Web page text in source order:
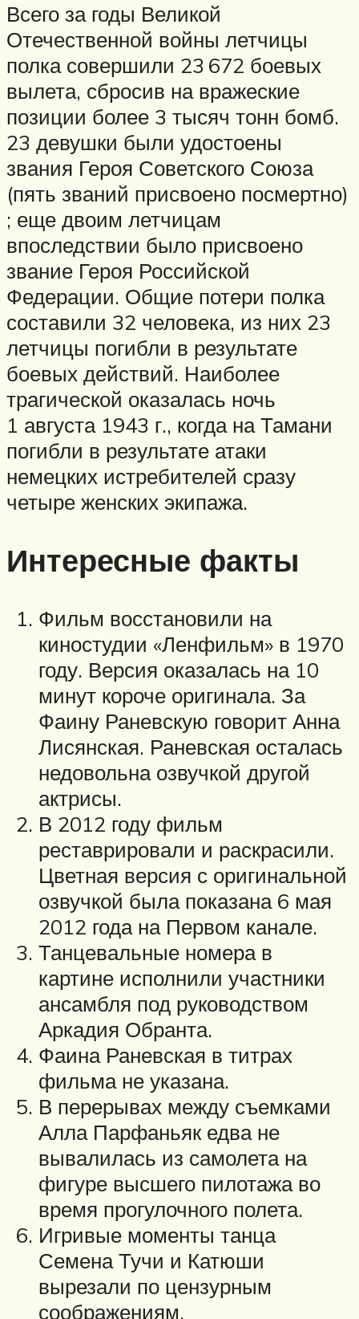
Всего за годы Великой
Отечественной войны летчицы
полка совершили 23 672 боевых
вылета, сбросив на вражеские
позиции более 3 тысяч тонн бомб.
23 девушки были удостоены
звания Героя Советского Союза
(пять званий присвоено посмертно)
; еще двоим летчицам
впоследствии было присвоено
звание Героя Российской
Федерации. Общие потери полка
составили 32 человека, из них 23
летчицы погибли в результате
боевых действий. Наиболее
трагической оказалась ночь
1 августа 1943 г., когда на Тамани
погибли в результате атаки
немецких истребителей сразу
четыре женских экипажа.
Интересные факты
Фильм восстановили на
киностудии «Ленфильм» в 1970
году. Версия оказалась на 10
минут короче оригинала. За
Фаину Раневскую говорит Анна
Лисянская. Раневская осталась
недовольна озвучкой другой
актрисы.
В 2012 году фильм
реставрировали и раскрасили.
Цветная версия с оригинальной
озвучкой была показана 6 мая
2012 года на Первом канале.
Танцевальные номера в
картине исполнили участники
ансамбля под руководством
Аркадия Обранта.
Фаина Раневская в титрах
фильма не указана.
В перерывах между съемками
Алла Парфаньяк едва не
вывалилась из самолета на
фигуре высшего пилотажа во
время прогулочного полета.
Игривые моменты танца
Семена Тучи и Катюши
вырезали по цензурным
соображениям.